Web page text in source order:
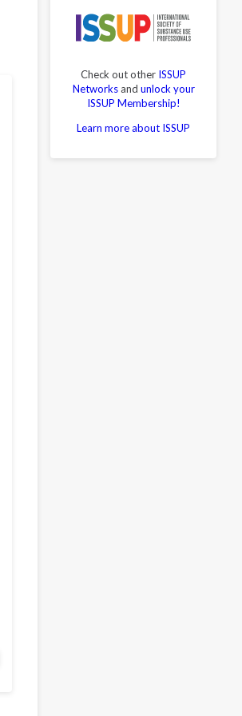
Check out other ISSUP
Networksand unlock your
ISSUP Membership!
Learn more about ISSUP